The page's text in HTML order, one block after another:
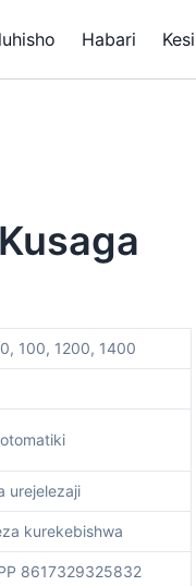
Habari Kesi
100, 1200, 1400
urejelezaji
kurekebishwa
8617329325832